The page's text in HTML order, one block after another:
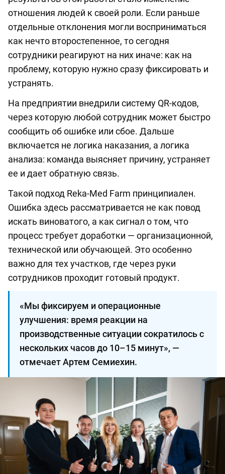
отношения людей к своей роли. Если раньше
отдельные отклонения могли восприниматься
как нечто второстепенное, то сегодня
сотрудники реагируют на них иначе: как на
проблему, которую нужно сразу фиксировать и
устранять.
На предприятии внедрили систему QR-кодов,
через которую любой сотрудник может быстро
сообщить об ошибке или сбое. Дальше
включается не логика наказания, а логика
анализа: команда выясняет причину, устраняет
ее и дает обратную связь.
Такой подход Reka-Med Farm принципиален.
Ошибка здесь рассматривается не как повод
искать виноватого, а как сигнал о том, что
процесс требует доработки — организационной,
технической или обучающей. Это особенно
важно для тех участков, где через руки
сотрудников проходит готовый продукт.
«Мы фиксируем и операционные
улучшения: время реакции на
производственные ситуации сократилось с
нескольких часов до 10–15 минут», —
отмечает Артем Семиехин.